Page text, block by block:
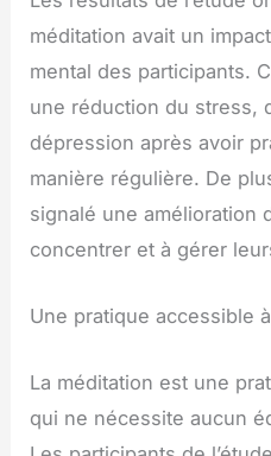
méditation avait un
mental des participants.
une réduction du stress,
dépression après avoir
manière régulière. De
signalé une amélioration
concentrer et à gérer
Une pratique accessible
La méditation est une
qui ne nécessite aucun